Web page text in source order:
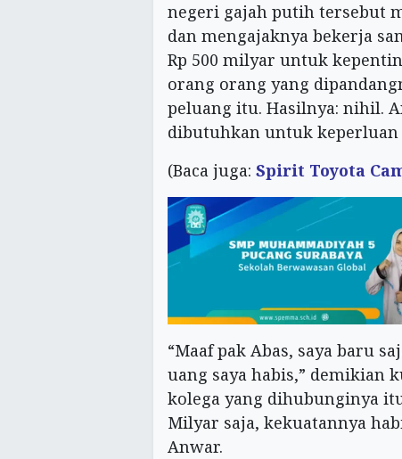
negeri gajah putih tersebut
dan mengajaknya bekerja
Rp 500 milyar untuk
orang orang yang
peluang itu. Hasilnya: nihil.
dibutuhkan untuk keperluan
(Baca juga: Spirit Toyota
“Maaf pak Abas, saya baru
uang saya habis,” demikian
kolega yang dihubunginya
Milyar saja, kekuatannya
Anwar.